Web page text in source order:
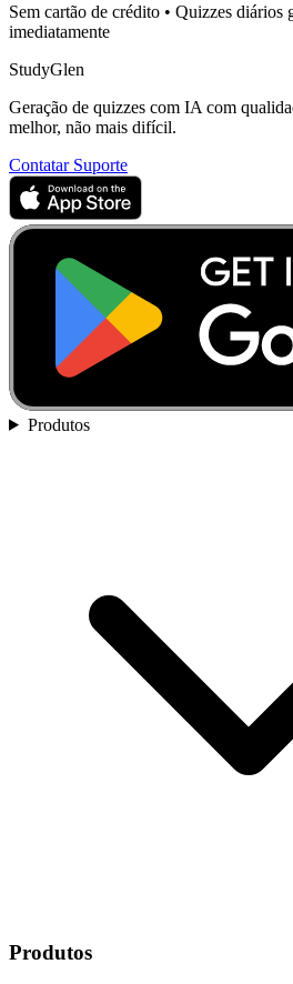
Sem cartão de crédito • Quizzes diários
imediatamente
StudyGlen
Geração de quizzes com IA com
melhor, não mais difícil.
Contatar Suporte
Produtos
Produtos